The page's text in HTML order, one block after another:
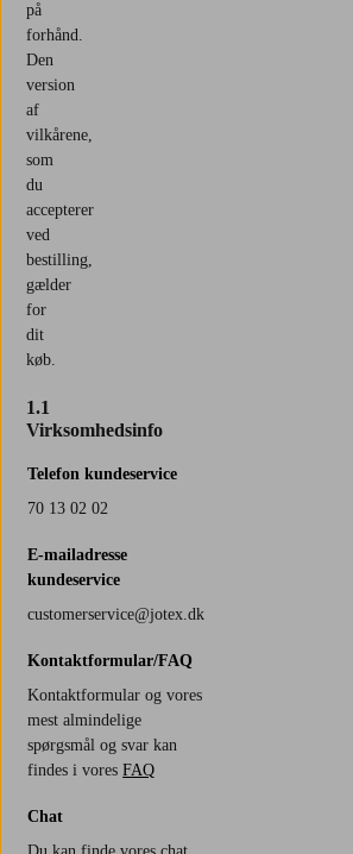
på
forhånd.
Den
version
af
vilkårene,
som
du
accepterer
ved
bestilling,
gælder
for
dit
køb.
1.1
Virksomhedsinfo
Telefon kundeservice
70 13 02 02
E-mailadresse
kundeservice
customerservice@jotex.dk
Kontaktformular/FAQ
Kontaktformular og vores
mest almindelige
spørgsmål og svar kan
findes i voresFAQ
Chat